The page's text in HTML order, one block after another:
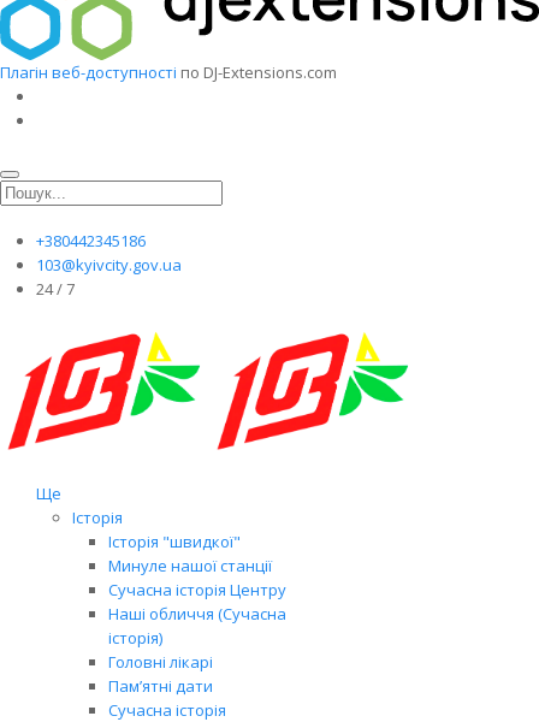
Плагін веб-доступності по DJ-Extensions.com
+380442345186
103@kyivcity.gov.ua
24 / 7
Ще
Історія
Історія "швидкої"
Минуле нашої станції
Сучасна історія Центру
Наші обличчя (Сучасна
історія)
Головні лікарі
Пам’ятні дати
Сучасна історія